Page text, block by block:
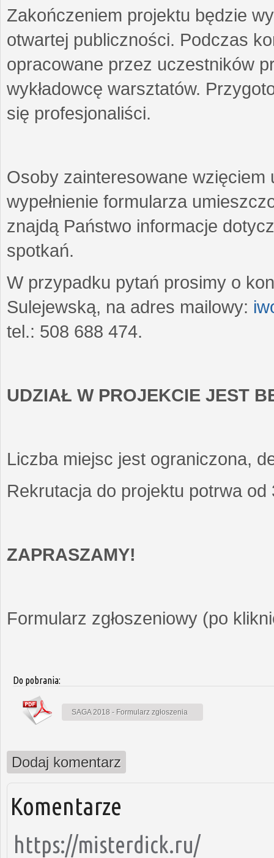
Zakończeniem projektu będzie
otwartej publiczności. Podczas
opracowane przez uczestników
wykładowcę warsztatów.
się profesjonaliści.
Osoby zainteresowane wzięciem
wypełnienie formularza
znajdą Państwo informacje
spotkań.
W przypadku pytań prosimy o
Sulejewską, na adres mailowy:
tel.: 508 688 474.
UDZIAŁ W PROJEKCIE JEST
Liczba miejsc jest ograniczona,
Rekrutacja do projektu potrwa
ZAPRASZAMY!
Formularz zgłoszeniowy (po
Do pobrania:
SAGA 2018 - Formularz zgłoszenia
Dodaj komentarz
Komentarze
https://misterdick.ru/